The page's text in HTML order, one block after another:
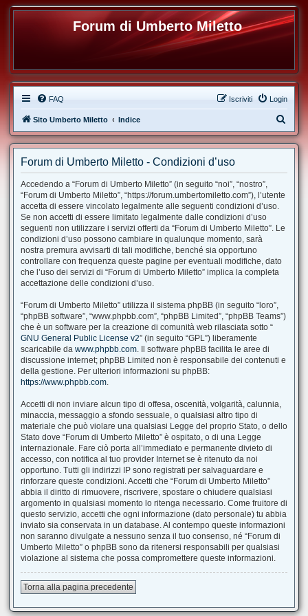
Forum di Umberto Miletto
FAQ Login
Iscriviti
Sito Umberto Miletto Indice
e
Forum di Umberto Miletto - Condizioni d’uso
Accedendo a “Forum di Umberto Miletto” (in seguito “noi”, “nostro”,
“Forum di Umberto Miletto”, “https://forum.umbertomiletto.com”), l’utente
accetta di essere vincolato legalmente alle seguenti condizioni d’uso.
Se non accetti di essere limitato legalmente dalle condizioni d’uso
seguenti non utilizzare i servizi offerti da “Forum di Umberto Miletto”. Le
condizioni d’uso possono cambiare in qualunque momento, sarà
nostra premura avvisarti di tali modifiche, benché sia opportuno
controllare con frequenza queste pagine per eventuali modifiche, dato
che l’uso dei servizi di “Forum di Umberto Miletto” implica la completa
accettazione delle condizioni d’uso.
“Forum di Umberto Miletto” utilizza il sistema phpBB (in seguito “loro”,
“phpBB software”, “www.phpbb.com”, “phpBB Limited”, “phpBB Teams”)
che è un software per la creazione di comunità web rilasciata sotto “
GNU General Public License v2” (in seguito “GPL”) liberamente
scaricabile da www.phpbb.com. Il software phpBB facilita le aree di
discussione internet; phpBB Limited non è responsabile dei contenuti e
della gestione. Per ulteriori informazioni su phpBB:
https://www.phpbb.com.
Accetti di non inviare alcun tipo di offesa, oscenità, volgarità, calunnia,
minaccia, messaggio a sfondo sessuale, o qualsiasi altro tipo di
materiale che può violare una qualsiasi Legge del proprio Stato, o dello
Stato dove “Forum di Umberto Miletto” è ospitato, o di una Legge
internazionale. Fare ciò porta all’immediato e permanente divieto di
accesso, con notifica al tuo provider Internet se è ritenuto da noi
opportuno. Tutti gli indirizzi IP sono registrati per salvaguardare e
rinforzare queste condizioni. Accetti che “Forum di Umberto Miletto”
abbia il diritto di rimuovere, riscrivere, spostare o chiudere qualsiasi
argomento in qualsiasi momento lo ritenga necessario. Come fruitore di
questo servizio, accetti che ogni informazione (dato personale) tu abbia
inviato sia conservata in un database. Al contempo queste informazioni
non saranno divulgate a nessuno senza il tuo consenso, né “Forum di
Umberto Miletto” o phpBB sono da ritenersi responsabili per qualsiasi
violazione al sistema che possa compromettere queste informazioni.
Torna alla pagina precedente